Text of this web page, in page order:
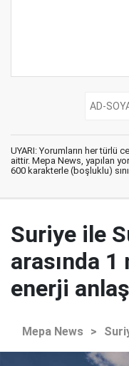
UYARI: Yorumların her türlü
aittir. Mepa News, yapılan
600 karakterle (boşluklu)
Suriye ile
arasında
enerji
Mepa News >